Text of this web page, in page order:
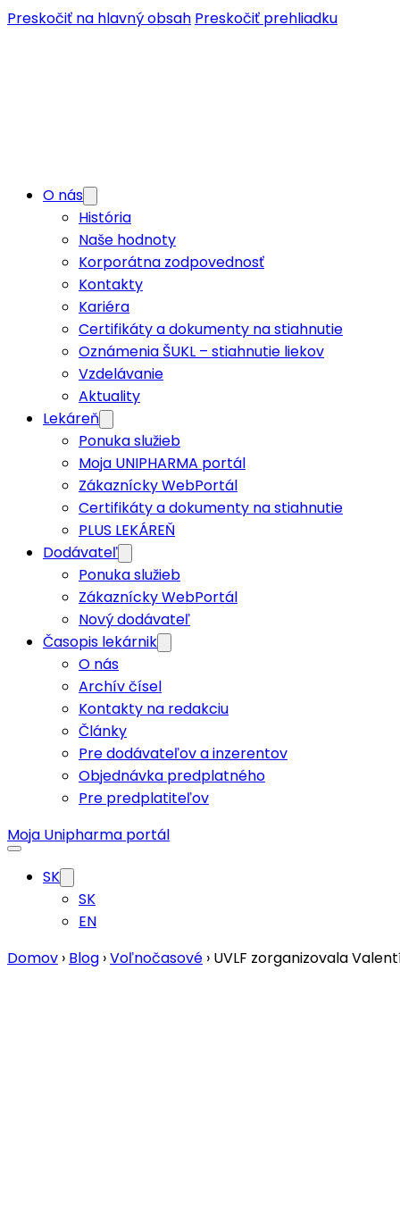
Preskočiť na hlavný obsah Preskočiť prehliadku
O nás
História
Naše hodnoty
Korporátna zodpovednosť
Kontakty
Kariéra
Certifikáty a dokumenty na stiahnutie
Oznámenia ŠUKL – stiahnutie liekov
Vzdelávanie
Aktuality
Lekáreň
Ponuka služieb
Moja UNIPHARMA portál
Zákaznícky WebPortál
Certifikáty a dokumenty na stiahnutie
PLUS LEKÁREŇ
Dodávateľ
Ponuka služieb
Zákaznícky WebPortál
Nový dodávateľ
Časopis lekárnik
O nás
Archív čísel
Kontakty na redakciu
Články
Pre dodávateľov a inzerentov
Objednávka predplatného
Pre predplatiteľov
Moja Unipharma portál
SK
SK
EN
Domov › Blog ›Voľnočasové › UVLF zorganizovala